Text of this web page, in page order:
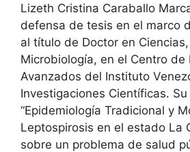
Lizeth Cristina Caraballo
defensa de tesis en el marco
al título de Doctor en
Microbiología, en el Centro de
Avanzados del Instituto
Investigaciones Científicas.
“Epidemiología Tradicional y
Leptospirosis en el estado La
sobre un problema de salud